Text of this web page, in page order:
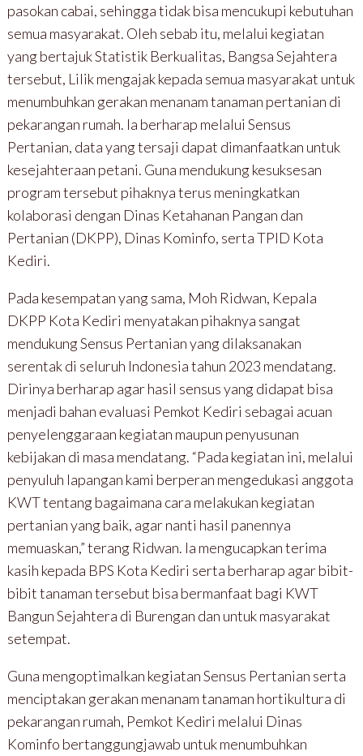
pasokan cabai, sehingga tidak bisa mencukupi kebutuhan
semua masyarakat. Oleh sebab itu, melalui kegiatan
yang bertajuk Statistik Berkualitas, Bangsa Sejahtera
tersebut, Lilik mengajak kepada semua masyarakat untuk
menumbuhkan gerakan menanam tanaman pertanian di
pekarangan rumah. Ia berharap melalui Sensus
Pertanian, data yang tersaji dapat dimanfaatkan untuk
kesejahteraan petani. Guna mendukung kesuksesan
program tersebut pihaknya terus meningkatkan
kolaborasi dengan Dinas Ketahanan Pangan dan
Pertanian (DKPP), Dinas Kominfo, serta TPID Kota
Kediri.
Pada kesempatan yang sama, Moh Ridwan, Kepala
DKPP Kota Kediri menyatakan pihaknya sangat
mendukung Sensus Pertanian yang dilaksanakan
serentak di seluruh Indonesia tahun 2023 mendatang.
Dirinya berharap agar hasil sensus yang didapat bisa
menjadi bahan evaluasi Pemkot Kediri sebagai acuan
penyelenggaraan kegiatan maupun penyusunan
kebijakan di masa mendatang. “Pada kegiatan ini, melalui
penyuluh lapangan kami berperan mengedukasi anggota
KWT tentang bagaimana cara melakukan kegiatan
pertanian yang baik, agar nanti hasil panennya
memuaskan,” terang Ridwan. Ia mengucapkan terima
kasih kepada BPS Kota Kediri serta berharap agar bibit-
bibit tanaman tersebut bisa bermanfaat bagi KWT
Bangun Sejahtera di Burengan dan untuk masyarakat
setempat.
Guna mengoptimalkan kegiatan Sensus Pertanian serta
menciptakan gerakan menanam tanaman hortikultura di
pekarangan rumah, Pemkot Kediri melalui Dinas
Kominfo bertanggungjawab untuk menumbuhkan